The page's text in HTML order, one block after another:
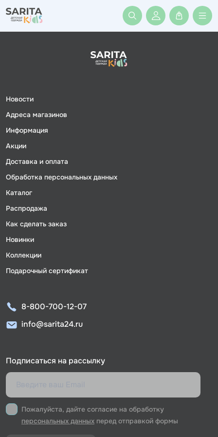
Войти или
Новости
Адреса магазинов
Информация
Акции
Доставка и оплата
Обработка персональных данных
Каталог
Распродажа
Как сделать заказ
Новинки
Коллекции
Подарочный сертификат
8-800-700-12-07
info@sarita24.ru
Подписаться на рассылку
Пожалуйста, дайте согласие на обработку
персональных данных перед отправкой формы